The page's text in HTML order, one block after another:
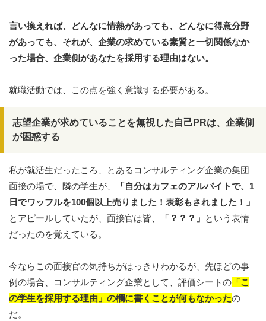
言い換えれば、どんなに情熱があっても、どんなに得意分野
があっても、それが、企業の求めている素質と一切関係なか
った場合、企業側があなたを採用する理由はない。
就職活動では、この点を強く意識する必要がある。
志望企業が求めていることを無視した自己PRは、企業側
が困惑する
私が就活生だったころ、とあるコンサルティング企業の集団
面接の場で、隣の学生が、
「自分はカフェのアルバイトで、1
日でワッフルを100個以上売りました！表彰もされました！」
とアピールしていたが、面接官は皆、
「？？？」 という表情
だったのを覚えている。
今ならこの面接官の気持ちがはっきりわかるが、先ほどの事
例の場合、コンサルティング企業として、評価シートの 「こ
の学生を採用する理由」の欄に書くことが何もなかったの
だ。